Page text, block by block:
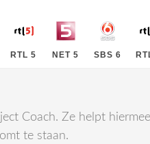
RTL 5 NET 5 SBS 6
Coach. Ze helpt
te staan.